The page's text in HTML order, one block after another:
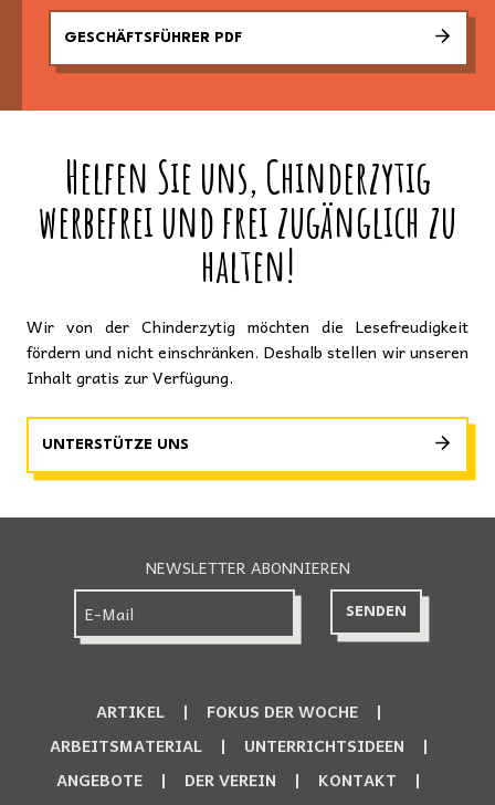
GESCHÄFTSFÜHRER PDF
Helfen Sie uns, Chinderzytig
werbefrei und frei zugänglich zu
halten!
Wir von der Chinderzytig möchten die Lesefreudigkeit
fördern und nicht einschränken. Deshalb stellen wir unseren
Inhalt gratis zur Verfügung.
UNTERSTÜTZE UNS
NEWSLETTER ABONNIEREN
ARTIKEL
FOKUS DER WOCHE
ARBEITSMATERIAL
UNTERRICHTSIDEEN
ANGEBOTE
DER VEREIN
KONTAKT